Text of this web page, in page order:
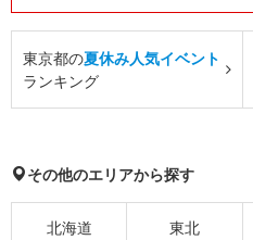
東京都の夏休み人気イベント
ランキング
その他のエリアから探す
北海道 東北